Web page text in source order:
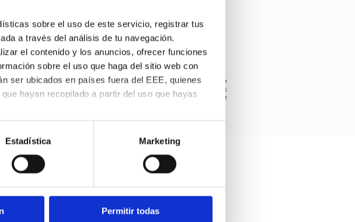
sobre el uso de este servicio, registrar tus
a través del análisis de tu navegación.
el contenido y los anuncios, ofrecer funciones
sobre el uso que haga del sitio web con
ser ubicados en países fuera del EEE, quienes
hayan recopilado a partir del uso que hayas
a continuación tus preferencias. Puedes
Política de Cookies
Estadística Marketing
Permitir todas
cuyo responsable es el Consejo General de Colegios de
5 de la Ley Orgánica de Protección de Datos ud. puede ejercitar los
dirigiéndose a nosotros en la dirección que figura en el contacto de